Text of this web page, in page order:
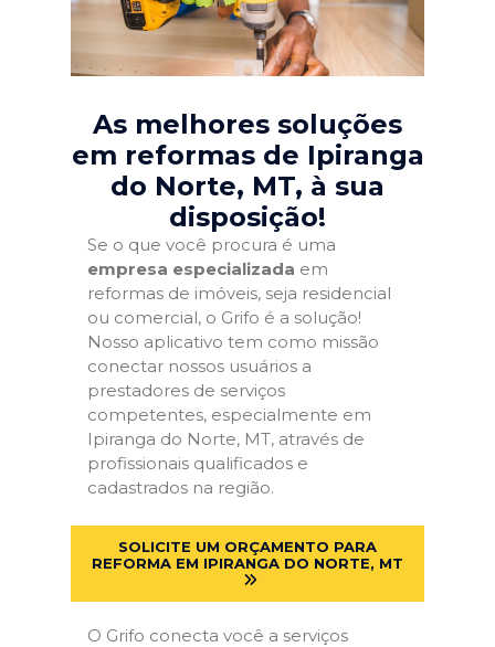
As melhores soluções
em reformas de Ipiranga
do Norte, MT, à sua
disposição!
Se o que você procura é uma
empresa especializada em
reformas de imóveis, seja residencial
ou comercial, o Grifo é a solução!
Nosso aplicativo tem como missão
conectar nossos usuários a
prestadores de serviços
competentes, especialmente em
Ipiranga do Norte, MT, através de
profissionais qualificados e
cadastrados na região.
SOLICITE UM ORÇAMENTO PARA
REFORMA EM IPIRANGA DO NORTE, MT
O Grifo conecta você a serviços